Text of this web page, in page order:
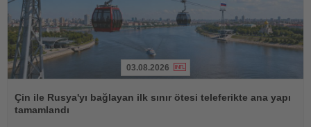
Oku
03.08.2026
Çin ile Rusya'yı bağlayan ilk sınır ötesi teleferikte ana yapı
tamamlandı